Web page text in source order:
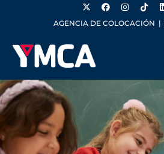
AGENCIA DE COLOCACIÓN |